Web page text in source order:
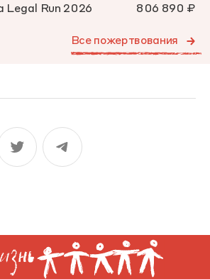
Legal Run 2026 806 890 ₽
Все пожертвования